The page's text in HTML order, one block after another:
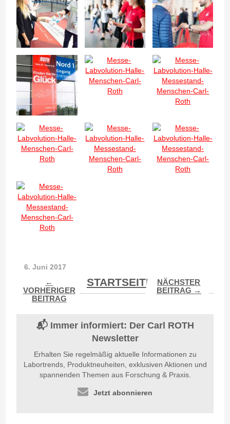
6. Juni 2017
←
VORHERIGER
BEITRAG
STARTSEITE
NÄCHSTER
BEITRAG →
📬 Immer informiert: Der Carl ROTH
Newsletter
Erhalten Sie regelmäßig aktuelle Informationen zu
Labortrends, Produktneuheiten, exklusiven Aktionen und
spannenden Themen aus Forschung & Praxis.
Jetzt abonnieren